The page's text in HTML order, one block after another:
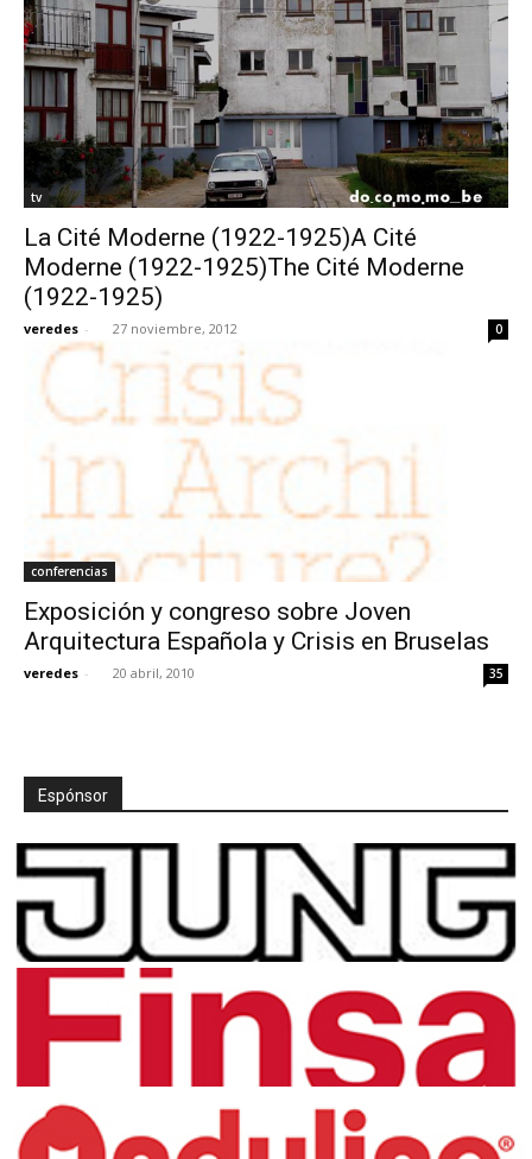
tv
La Cité Moderne (1922-1925)A Cité
Moderne (1922-1925)The Cité Moderne
(1922-1925)
veredes - 27 noviembre, 2012 0
conferencias
Exposición y congreso sobre Joven
Arquitectura Española y Crisis en Bruselas
veredes - 20 abril, 2010 35
Espónsor